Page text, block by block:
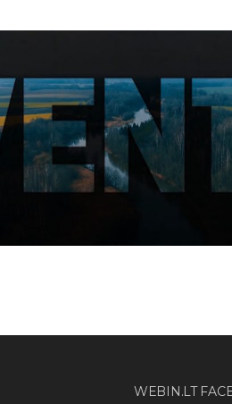
WEBIN.LT